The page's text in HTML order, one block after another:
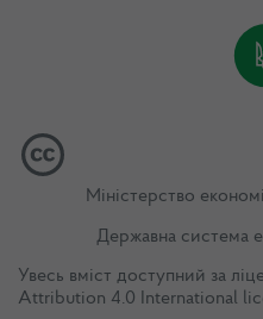
Міністерство
Державна система
Увесь вміст доступний за
Attribution 4.0 International